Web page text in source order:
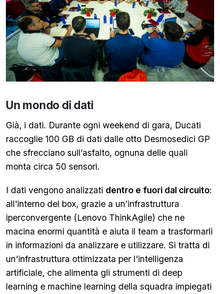
Un mondo di dati
Già, i dati. Durante ogni weekend di gara, Ducati
raccoglie 100 GB di dati dalle otto Desmosedici GP
che sfrecciano sull’asfalto, ognuna delle quali
monta circa 50 sensori.
I dati vengono analizzati dentro e fuori dal circuito:
all'interno del box, grazie a un’infrastruttura
iperconvergente (Lenovo ThinkAgile) che ne
macina enormi quantità e aiuta il team a trasformarli
in informazioni da analizzare e utilizzare. Si tratta di
un'infrastruttura ottimizzata per l'intelligenza
artificiale, che alimenta gli strumenti di deep
learning e machine learning della squadra impiegati